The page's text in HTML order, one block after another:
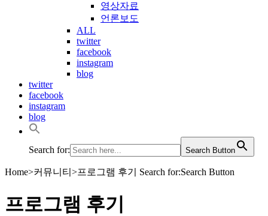
영상자료
언론보도
ALL
twitter
facebook
instagram
blog
twitter
facebook
instagram
blog
Search for: Search Button
Home>커뮤니티 >프로그램 후기 Search for:Search Button
프로그램 후기